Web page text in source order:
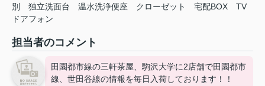
別
独立洗面台 温水洗浄便座 クローゼット 宅配BOX
TV
ドアフォン
担当者のコメント
田園都市線の三軒茶屋、駒沢大学に2店舗で田園都市
線、世田谷線の情報を毎日入荷しております！！